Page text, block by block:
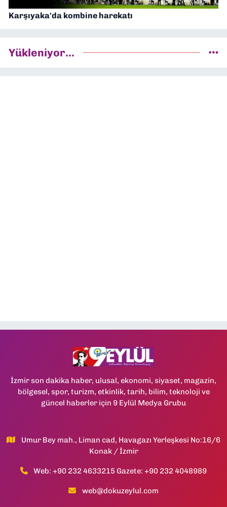
Karşıyaka'da kombine harekatı
Yükleniyor...
İzmir son dakika haber, ulusal, ekonomi, siyaset, magazin,
bölgesel, spor, turizm, etkinlik, tarih, bilim, teknoloji ve
güncel haberler için 9 Eylül Medya Grubu
Umur Bey mah., Liman cad, Havagazı Yerleşkesi No:16/6
Konak / İzmir
Web: +90 232 4633215 Gazete: +90 232 4048989
web@dokuzeylul.com